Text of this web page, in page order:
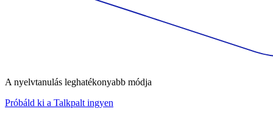
A nyelvtanulás leghatékonyabb módja
Próbáld ki a Talkpalt ingyen